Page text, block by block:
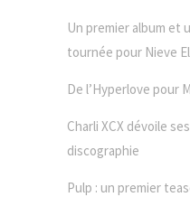
Un premier album et
tournée pour Nieve
De l’Hyperlove pour
Charli XCX dévoile
discographie
Pulp : un premier